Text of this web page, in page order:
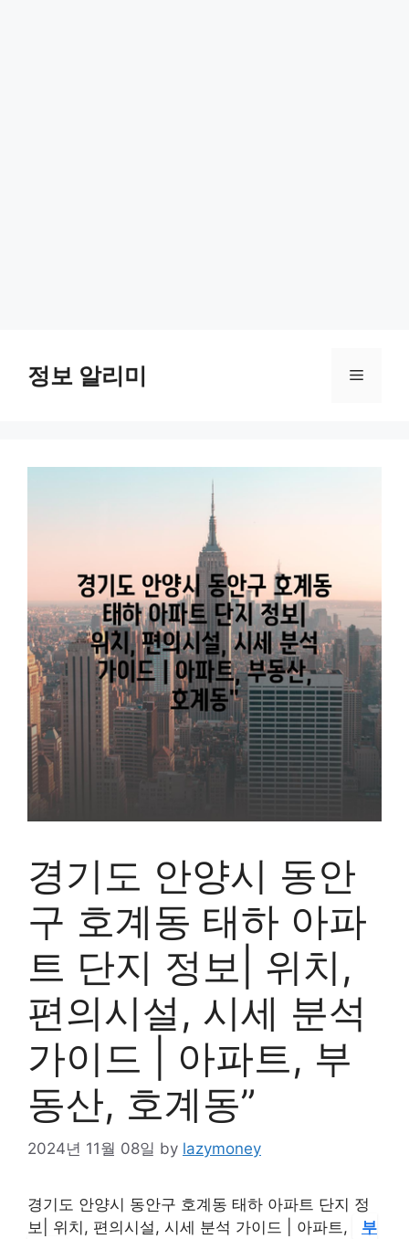
content정보 알리미 Menu
경기도 안양시 동안
구 호계동 태하 아파
트 단지 정보| 위치,
편의시설, 시세 분석
가이드 | 아파트, 부
동산, 호계동”
2024년 11월 08일 by lazymoney
경기도 안양시 동안구 호계동 태하 아파트 단지 정
보| 위치, 편의시설, 시세 분석 가이드 | 아파트,
부